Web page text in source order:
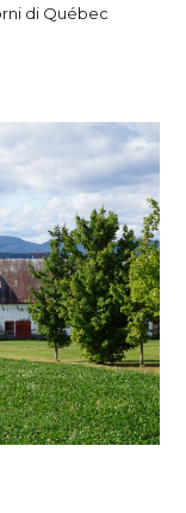
di Québec